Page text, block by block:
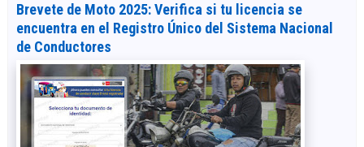
Brevete de Moto 2025: Verifica si tu licencia se
encuentra en el Registro Único del Sistema Nacional
de Conductores